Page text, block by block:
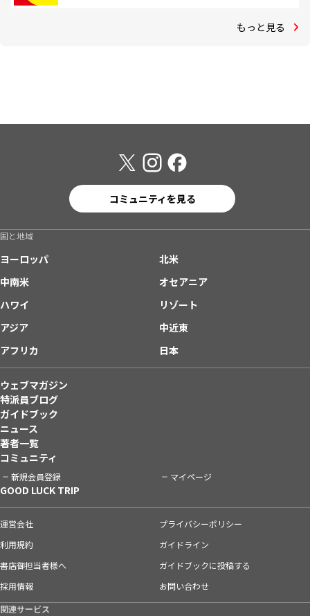
もっと見る
コミュニティを見る
国と地域
ヨーロッパ
北米
中南米
オセアニア
ハワイ
リゾート
アジア
中近東
アフリカ
日本
ウェブマガジン
特派員ブログ
ガイドブック
ニュース
著者一覧
コミュニティ
新規会員登録 マイページ
GOOD LUCK TRIP
運営会社
プライバシーポリシー
利用規約
ガイドライン
書店御担当者様へ
ガイドブックに投稿する
採用情報
お問い合わせ
関連サービス